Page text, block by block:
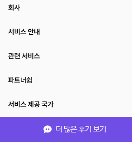
더 많은 후기 보기
회사
서비스 안내
관련 서비스
파트너쉽
서비스 제공 국가